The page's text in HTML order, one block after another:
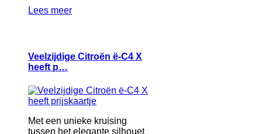
Lees meer
Veelzijdige Citroën ë-C4 X
heeft p…
Met een unieke kruising
tussen het elegante silhouet